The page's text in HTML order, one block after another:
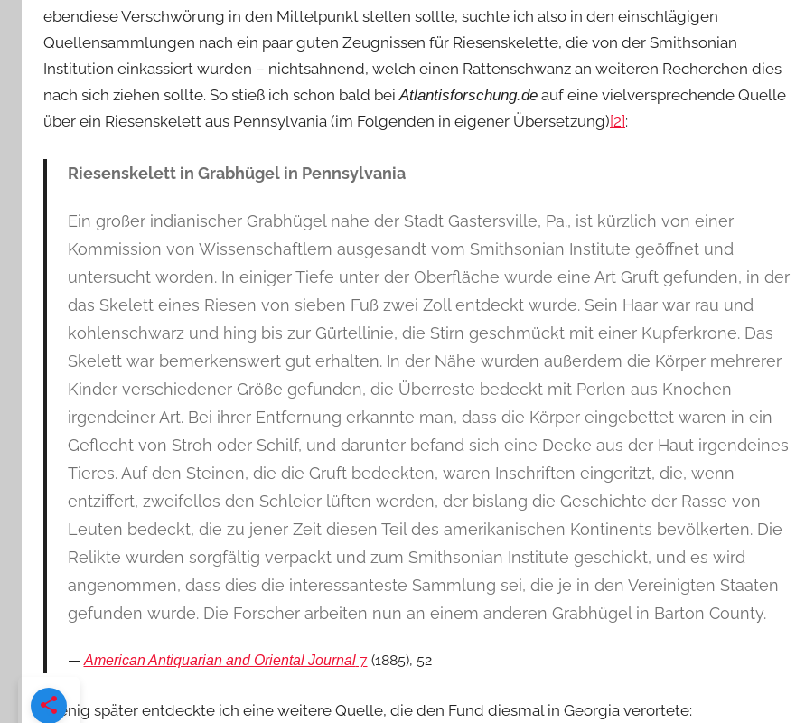
ebendiese Verschwörung in den Mittelpunkt stellen sollte, suchte ich also in den einschlägigen
Quellensammlungen nach ein paar guten Zeugnissen für Riesenskelette, die von der Smithsonian
Institution einkassiert wurden – nichtsahnend, welch einen Rattenschwanz an weiteren Recherchen dies
nach sich ziehen sollte. So stieß ich schon bald bei Atlantisforschung.de auf eine vielversprechende Quelle
über ein Riesenskelett aus Pennsylvania (im Folgenden in eigener Übersetzung)[2]:
Riesenskelett in Grabhügel in Pennsylvania
Ein großer indianischer Grabhügel nahe der Stadt Gastersville, Pa., ist kürzlich von einer
Kommission von Wissenschaftlern ausgesandt vom Smithsonian Institute geöffnet und
untersucht worden. In einiger Tiefe unter der Oberfläche wurde eine Art Gruft gefunden, in der
das Skelett eines Riesen von sieben Fuß zwei Zoll entdeckt wurde. Sein Haar war rau und
kohlenschwarz und hing bis zur Gürtellinie, die Stirn geschmückt mit einer Kupferkrone. Das
Skelett war bemerkenswert gut erhalten. In der Nähe wurden außerdem die Körper mehrerer
Kinder verschiedener Größe gefunden, die Überreste bedeckt mit Perlen aus Knochen
irgendeiner Art. Bei ihrer Entfernung erkannte man, dass die Körper eingebettet waren in ein
Geflecht von Stroh oder Schilf, und darunter befand sich eine Decke aus der Haut irgendeines
Tieres. Auf den Steinen, die die Gruft bedeckten, waren Inschriften eingeritzt, die, wenn
entziffert, zweifellos den Schleier lüften werden, der bislang die Geschichte der Rasse von
Leuten bedeckt, die zu jener Zeit diesen Teil des amerikanischen Kontinents bevölkerten. Die
Relikte wurden sorgfältig verpackt und zum Smithsonian Institute geschickt, und es wird
angenommen, dass dies die interessanteste Sammlung sei, die je in den Vereinigten Staaten
gefunden wurde. Die Forscher arbeiten nun an einem anderen Grabhügel in Barton County.
American Antiquarian and Oriental Journal7(1885), 52
Wenig später entdeckte ich eine weitere Quelle, die den Fund diesmal in Georgia verortete: